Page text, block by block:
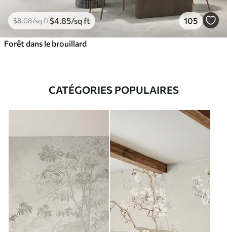
$8.08/sq ft$4 .85/sq ft 105
Forêt dans le brouillard
CATÉGORIES POPULAIRES